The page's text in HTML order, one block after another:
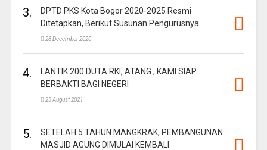
3.
DPTD PKS Kota Bogor 2020-2025 Resmi
Ditetapkan, Berikut Susunan Pengurusnya
28 December 2020
4.
LANTIK 200 DUTA RKI, ATANG ; KAMI SIAP
BERBAKTI BAGI NEGERI
23 August 2021
5.
SETELAH 5 TAHUN MANGKRAK, PEMBANGUNAN
MASJID AGUNG DIMULAI KEMBALI